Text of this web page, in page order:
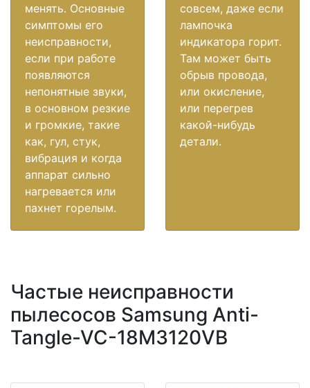
менять. Основные
симптомы его
неисправности,
если при работе
появляются
непонятные звуки,
в основном резкие
и громкие, такие
как, гул, стук,
вибрация и когда
аппарат сильно
нагревается или
пахнет горелым.
совсем, даже если
лампочка
индикатора горит.
Там может быть
обрыв провода,
или окисление,
или перегрев
какой-нибудь
детали.
Частые неисправности
пылесосов Samsung Anti-
Tangle-VC-18M3120VB